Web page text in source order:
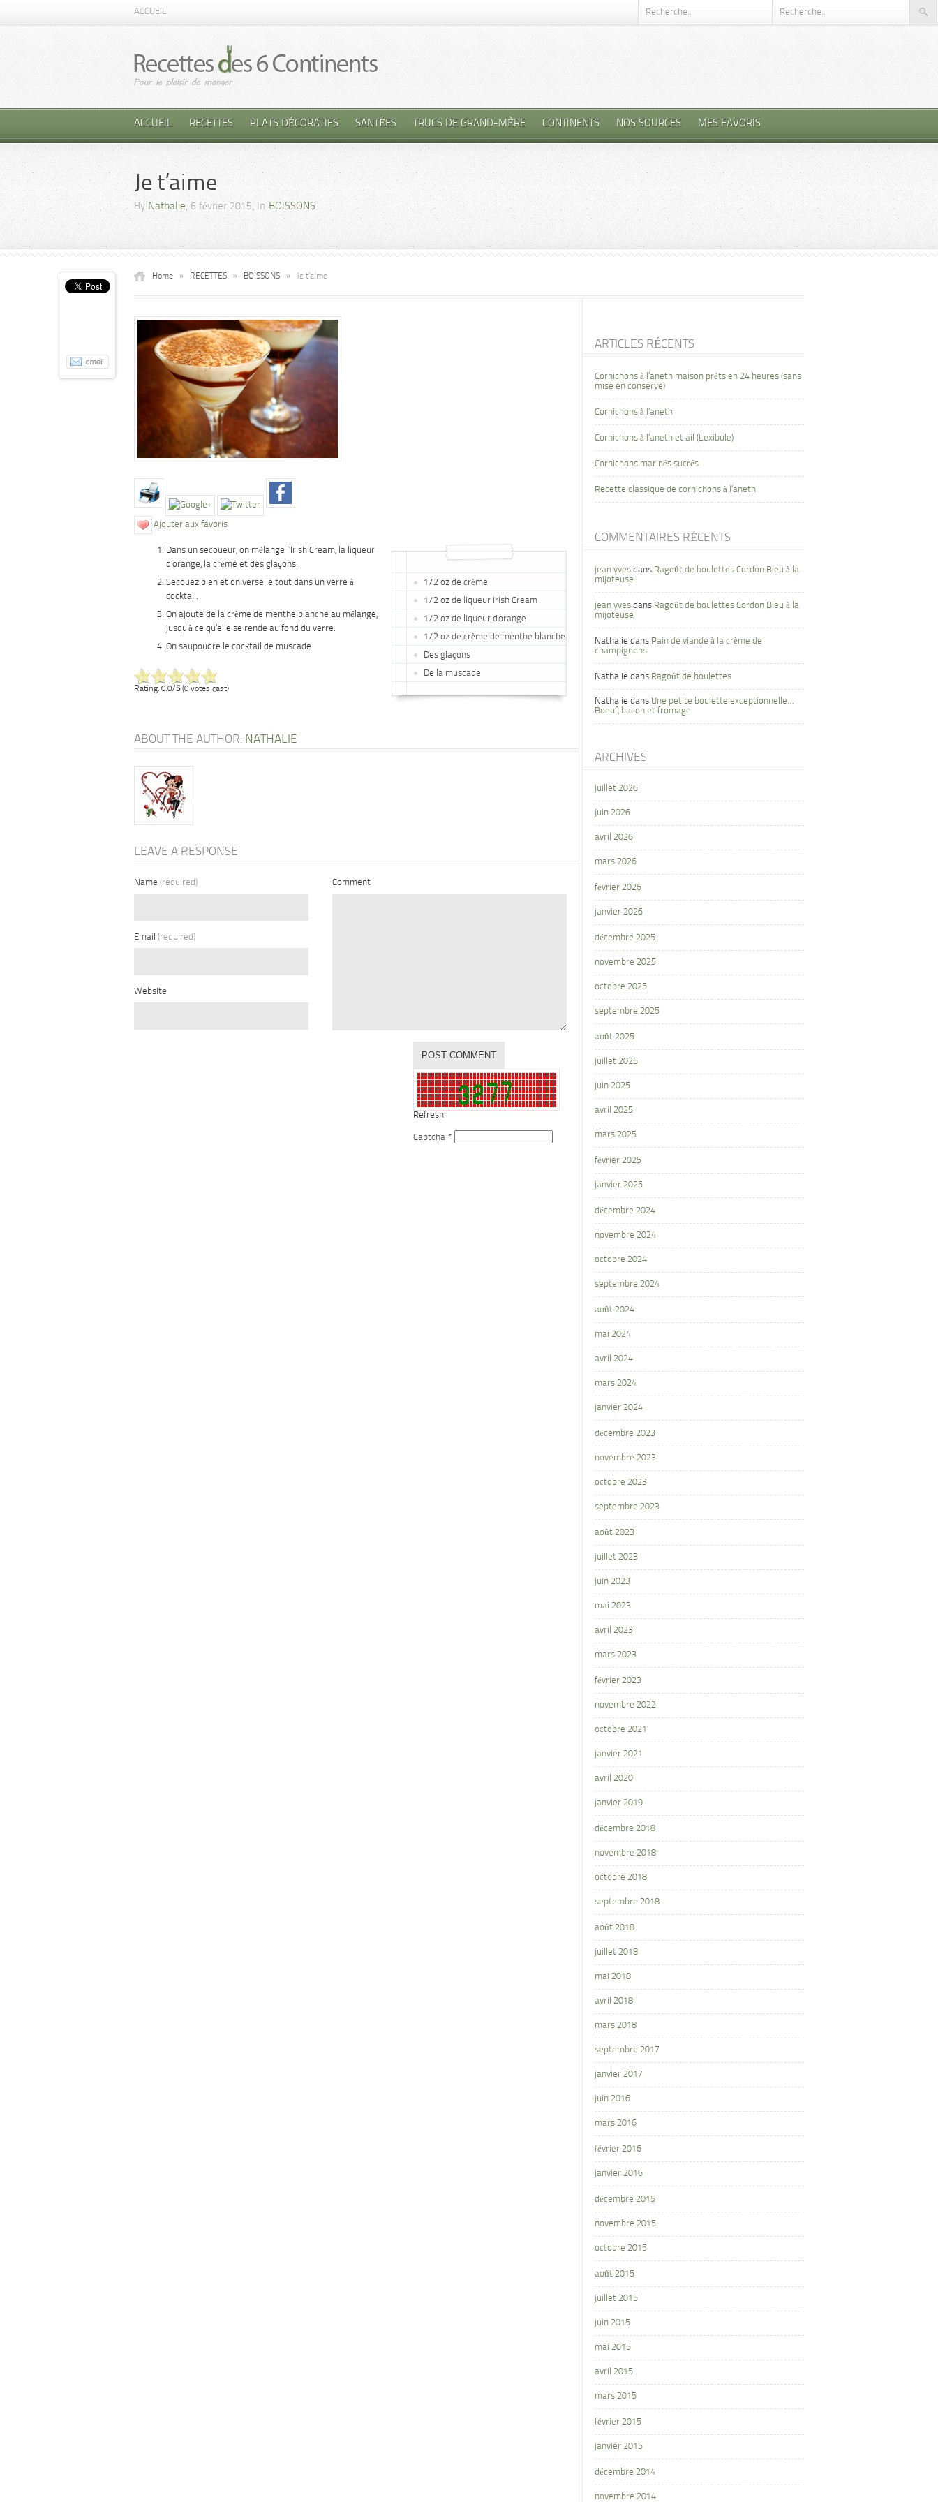
ACCUEIL
ACCUEIL RECETTES PLATS DÉCORATIFS SANTÉES TRUCS DE GRAND-MÈRE CONTINENTS NOS SOURCES MES FAVORIS
Je t’aime
By Nathalie, 6 février 2015, In BOISSONS
Home » RECETTES » BOISSONS » Je t’aime
Ajouter aux favoris
1/2 oz de crème
1/2 oz de liqueur Irish Cream
1/2 oz de liqueur d'orange
1/2 oz de crème de menthe blanche
Des glaçons
De la muscade
Dans un secoueur, on mélange l’Irish Cream, la liqueur
d’orange, la crème et des glaçons.
Secouez bien et on verse le tout dans un verre à
cocktail.
On ajoute de la crème de menthe blanche au mélange,
jusqu’à ce qu’elle se rende au fond du verre.
On saupoudre le cocktail de muscade.
Rating: 0.0/5(0 votes cast)
ABOUT THE AUTHOR: NATHALIE
LEAVE A RESPONSE
Name (required)
Email (required)
Website
Comment
Refresh
Captcha *
ARTICLES RÉCENTS
Cornichons à l’aneth maison prêts en 24 heures (sans
mise en conserve)
Cornichons à l’aneth
Cornichons à l’aneth et ail (Lexibule)
Cornichons marinés sucrés
Recette classique de cornichons à l’aneth
COMMENTAIRES RÉCENTS
jean yves dans Ragoût de boulettes Cordon Bleu à la
mijoteuse
jean yves dans Ragoût de boulettes Cordon Bleu à la
mijoteuse
Nathalie dans Pain de viande à la crème de
champignons
Nathalie dans Ragoût de boulettes
Nathalie dans Une petite boulette exceptionnelle…
Boeuf, bacon et fromage
ARCHIVES
juillet 2026
juin 2026
avril 2026
mars 2026
février 2026
janvier 2026
décembre 2025
novembre 2025
octobre 2025
septembre 2025
août 2025
juillet 2025
juin 2025
avril 2025
mars 2025
février 2025
janvier 2025
décembre 2024
novembre 2024
octobre 2024
septembre 2024
août 2024
mai 2024
avril 2024
mars 2024
janvier 2024
décembre 2023
novembre 2023
octobre 2023
septembre 2023
août 2023
juillet 2023
juin 2023
mai 2023
avril 2023
mars 2023
février 2023
novembre 2022
octobre 2021
janvier 2021
avril 2020
janvier 2019
décembre 2018
novembre 2018
octobre 2018
septembre 2018
août 2018
juillet 2018
mai 2018
avril 2018
mars 2018
septembre 2017
janvier 2017
juin 2016
mars 2016
février 2016
janvier 2016
décembre 2015
novembre 2015
octobre 2015
août 2015
juillet 2015
juin 2015
mai 2015
avril 2015
mars 2015
février 2015
janvier 2015
décembre 2014
novembre 2014